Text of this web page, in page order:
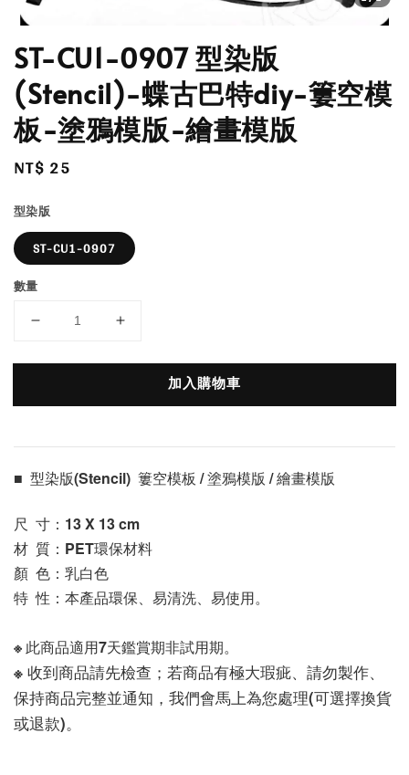
ST-CU1-0907 型染版
(Stencil)-蝶古巴特diy-簍空模
板-塗鴉模版-繪畫模版
Regular
NT$ 25
型染版
ST-CU1-0907
數量
加入購物車
■  型染版(Stencil)  簍空模板 / 塗鴉模版 / 繪畫模版
尺  寸：13 X 13 cm
材  質：PET環保材料
顏  色：乳白色
特  性：本產品環保、易清洗、易使用。
※ 此商品適用7天鑑賞期非試用期。
※ 收到商品請先檢查；若商品有極大瑕疵、請勿製作、
保持商品完整並通知，我們會馬上為您處理(可選擇換貨
或退款)。